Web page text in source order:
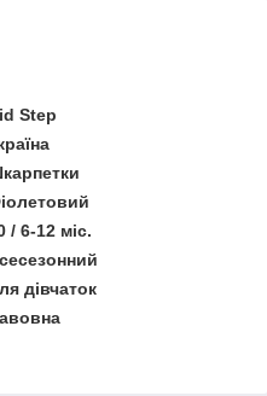
Step
/ 6-12 міс.
дівчаток